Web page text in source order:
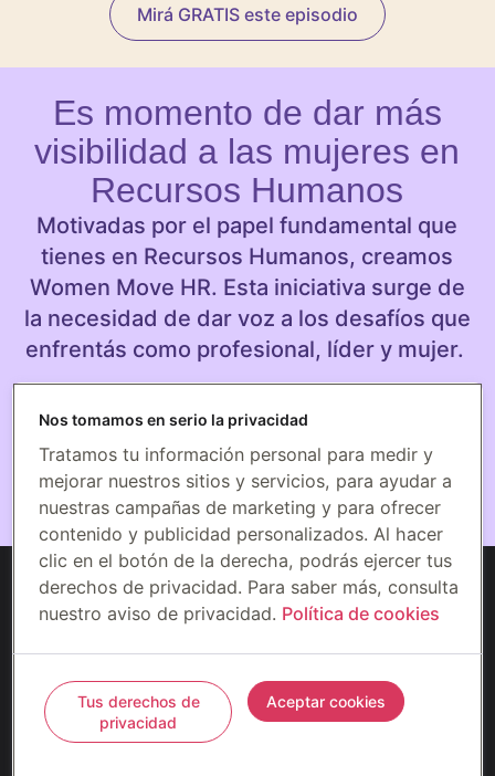
Mirá GRATIS este episodio
Es momento de dar más
visibilidad a las mujeres en
Recursos Humanos
Motivadas por el papel fundamental que
tienes en Recursos Humanos, creamos
Women Move HR. Esta iniciativa surge de
la necesidad de dar voz a los desafíos que
enfrentás como profesional, líder y mujer.
En Wellhub nos esforzamos por generar
contenido que contribuya a eliminar
sesgos, estereotipos y barreras de género
dentro de las empresas.
Privacidad
Términos
Prevención del fraude
Preferencias de cookies
©2026 Gympass US, LLC (Wellhub)
Nos tomamos en serio la privacidad
Tratamos tu información personal para medir y
mejorar nuestros sitios y servicios, para ayudar a
nuestras campañas de marketing y para ofrecer
contenido y publicidad personalizados. Al hacer
clic en el botón de la derecha, podrás ejercer tus
derechos de privacidad. Para saber más, consulta
nuestro aviso de privacidad. Política de cookies
Tus derechos de
privacidad
Aceptar cookies